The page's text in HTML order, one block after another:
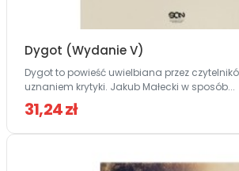
Dygot (Wydanie V)
Dygot to powieść uwielbiana przez
uznaniem krytyki. Jakub Małecki w sposób...
31,24 zł